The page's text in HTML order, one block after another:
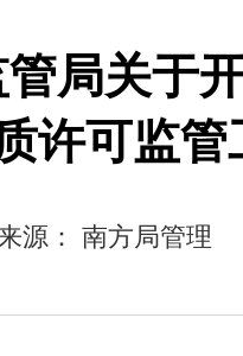
局关于
许可监管
源： 南方局管理